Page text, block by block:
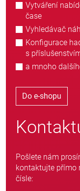
Vytváření
čase
Vyhledávač
Konfigurace
s
a mnoho
Do e-shopu
Pošlete nám
kontaktujte přímo
čísle: